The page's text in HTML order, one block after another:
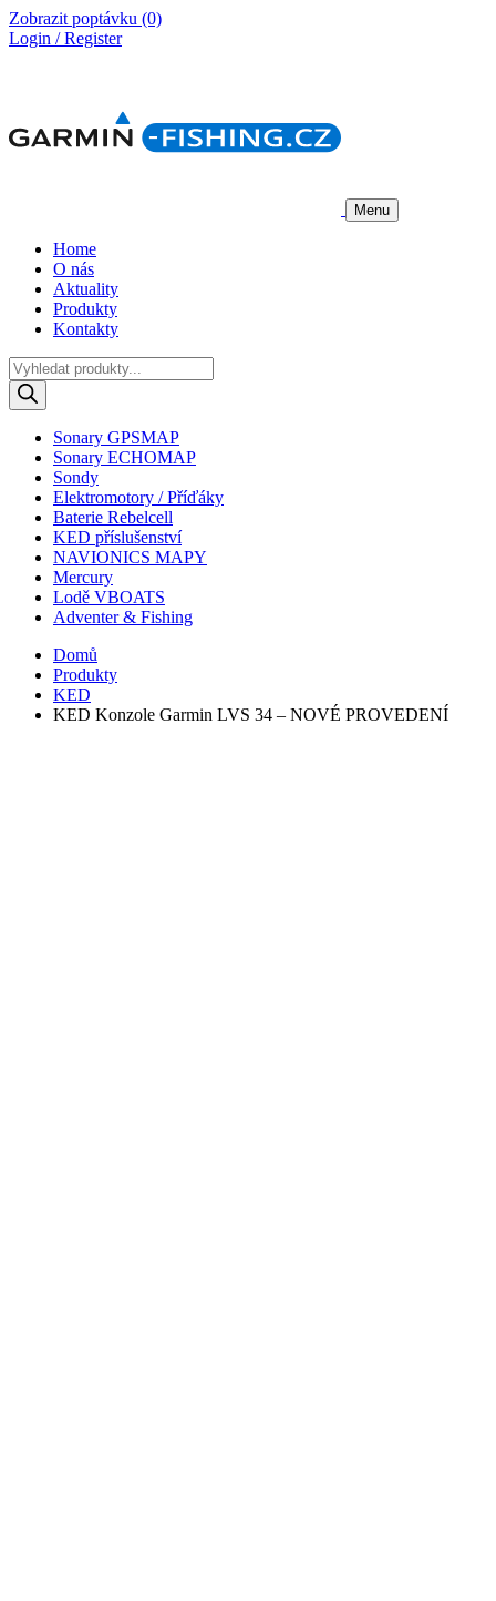
Zobrazit poptávku (0)
Login / Register
Menu
Home
O nás
Aktuality
Produkty
Kontakty
Products
search
Sonary GPSMAP
Sonary ECHOMAP
Sondy
Elektromotory / Příďáky
Baterie Rebelcell
KED příslušenství
NAVIONICS MAPY
Mercury
Lodě VBOATS
Adventer & Fishing
Domů
Produkty
KED
KED Konzole Garmin LVS 34 – NOVÉ PROVEDENÍ